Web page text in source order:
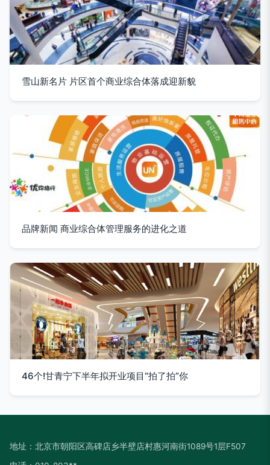
雪山新名片 片区首个商业综合体落成迎新貌
品牌新闻 商业综合体管理服务的进化之道
46个!甘青宁下半年拟开业项目“拍了拍”你
地址：北京市朝阳区高碑店乡半壁店村惠河南街1089号1层F507